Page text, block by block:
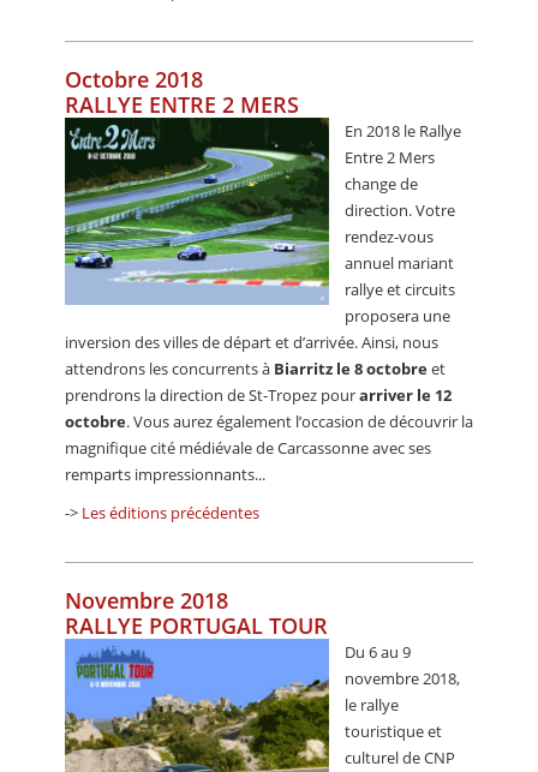
Octobre 2018
RALLYE ENTRE 2 MERS
En 2018 le Rallye
Entre 2 Mers
change de
direction. Votre
rendez-vous
annuel mariant
rallye et circuits
proposera une
inversion des villes de départ et d’arrivée. Ainsi, nous
attendrons les concurrents à Biarritz le 8 octobreet
prendrons la direction de St-Tropez pourarriver le 12
octobre. Vous aurez également l’occasion de découvrir la
magnifique cité médiévale de Carcassonne avec ses
remparts impressionnants...
-> Les éditions précédentes
Novembre 2018
RALLYE PORTUGAL TOUR
Du 6 au 9
novembre 2018,
le rallye
touristique et
culturel de CNP